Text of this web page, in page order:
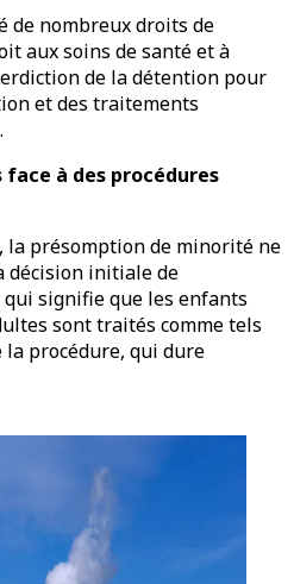
de nombreux droits de
aux soins de santé et à
de la détention pour
et des traitements
à des procédures
la présomption de minorité ne
décision initiale de
signifie que les enfants
sont traités comme tels
procédure, qui dure